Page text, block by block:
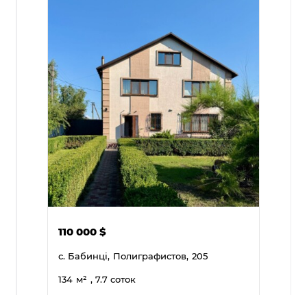
110 000$
с. Бабинці, Полиграфистов, 205
134 м² , 7.7 соток